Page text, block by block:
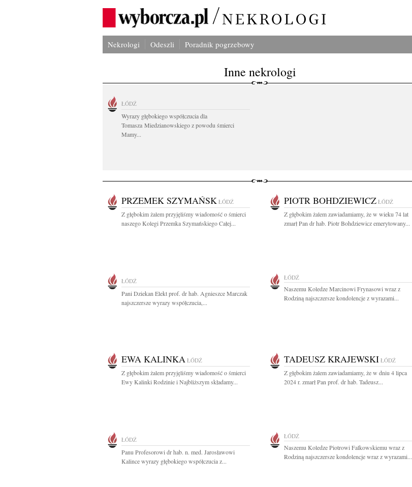
Nekrologi Odeszli Poradnik pogrzebowy
Inne nekrologi
ŁÓDŹ
Wyrazy głębokiego współczucia dla
Tomasza Miedzianowskiego z powodu śmierci
Mamy...
PRZEMEK SZYMAŃSK ŁÓDŹ
Z głębokim żalem przyjęliśmy wiadomość o śmierci
naszego Kolegi Przemka Szymańskiego Całej...
PIOTR BOHDZIEWICZ ŁÓDŹ
Z głębokim żalem zawiadamiamy, że w wieku 74 lat
zmarł Pan dr hab. Piotr Bohdziewicz emerytowany...
ŁÓDŹ
Pani Dziekan Elekt prof. dr hab. Agnieszce Marczak
najszczersze wyrazy współczucia,...
ŁÓDŹ
Naszemu Koledze Marcinowi Frynasowi wraz z
Rodziną najszczersze kondolencje z wyrazami...
EWA KALINKA ŁÓDŹ
Z głębokim żalem przyjęliśmy wiadomość o śmierci
Ewy Kalinki Rodzinie i Najbliższym składamy...
TADEUSZ KRAJEWSKI ŁÓDŹ
Z głębokim żalem zawiadamiamy, że w dniu 4 lipca
2024 r. zmarł Pan prof. dr hab. Tadeusz...
ŁÓDŹ
Panu Profesorowi dr hab. n. med. Jarosławowi
Kalince wyrazy głębokiego współczucia z...
ŁÓDŹ
Naszemu Koledze Piotrowi Falkowskiemu wraz z
Rodziną najszczersze kondolencje wraz z wyrazami...